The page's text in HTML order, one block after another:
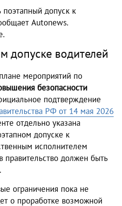
поэтапный допуск к
Autonews.
допуске водителей
мероприятий по
безопасности
подтверждение
РФ от 14 мая 2026
отдельно указана
допуске к
исполнителем
должен быть
ограничения пока не
о проработке возможной